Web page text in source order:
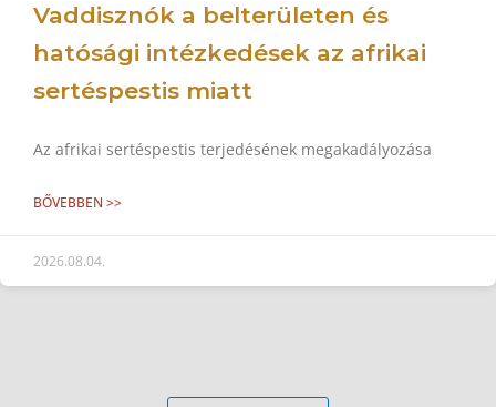
Vaddisznók a belterületen és
hatósági intézkedések az afrikai
sertéspestis miatt
Az afrikai sertéspestis terjedésének megakadályozása
BŐVEBBEN >>
2026.08.04.